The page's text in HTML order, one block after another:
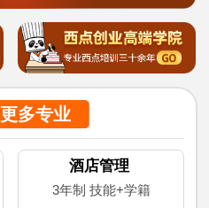
更多专业
酒店管理
3年制 技能+学籍